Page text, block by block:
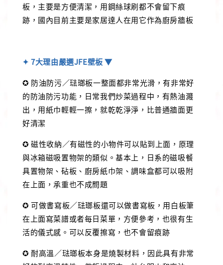
板，主要是方便清潔，用鋼絲球刷都不會留下痕
跡，國內目前主要是家居達人在用它作為廚房牆板
✦ 7大理由嚴選JFE壁板 ▼
✪ 防油防污／琺瑯板一整面都非常光滑，有非常好
的防油防污功能，日常我們炒菜過程中，有熱油濺
出，用紙巾輕輕一擦，就乾乾淨淨，比普通牆面更
好清潔
✪ 磁性收納／有磁性的小物件可以貼到上面，原理
與冰箱磁吸置物架的類似。基本上，日系的磁吸餐
具置物架、砧板、廚房紙巾架、調味盒都可以吸附
在上面，承重也不成問題
✪ 可做書寫板／琺瑯板還可以做書寫板，用白板筆
在上面寫菜譜或者每日菜單，方便參考，也很有生
活的儀式感。可以反覆擦寫，也不會留痕跡
✪ 耐高溫／琺瑯板本身是燒製材料，因此具有非常